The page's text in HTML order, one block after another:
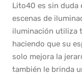
Lito40 es sin duda
escenas de
iluminación utiliza
haciendo que su
solo mejora la
también le brinda